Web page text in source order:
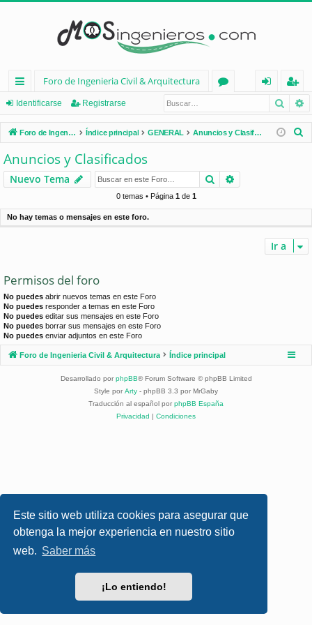
Este sitio web utiliza cookies para asegurar que
obtenga la mejor experiencia en nuestro sitio
web. Saber más
¡Lo entiendo!
nl
ac
es
rá
pi
d
Foro de Ingenieria Civil & Arquitectura
os
nt
ifi
e
eg
ist
ra
Identificarse Registrarse
Foro de Ingenieria Civil & Arquitectura Índice principal GENERAL Anuncios y Clasificados
r
Anuncios y Clasificados
Nuevo Tema Buscar
0 temas • Página 1de 1
No hay temas o mensajes en este foro.
Ir a
Permisos del foro
No puedes abrir nuevos temas en este Foro
No puedes responder a temas en este Foro
No puedes editar sus mensajes en este Foro
No puedes borrar sus mensajes en este Foro
No puedes enviar adjuntos en este Foro
Foro de Ingenieria Civil & Arquitectura Índice principal
Desarrollado por phpBB® Forum Software © phpBB Limited
Style por Arty - phpBB 3.3 por MrGaby
Traducción al español por phpBB España
Privacidad | Condiciones